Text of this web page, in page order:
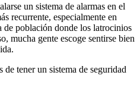
un sistema de alarmas en el
recurrente, especialmente en
de población donde los latrocinios
mucha gente escoge sentirse bien
de tener un sistema de seguridad